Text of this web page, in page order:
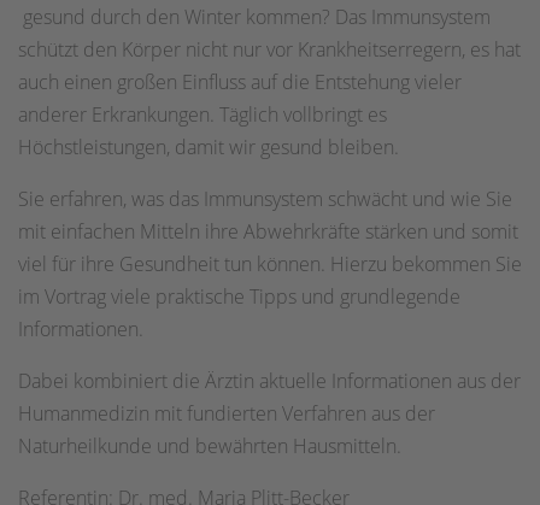
gesund durch den Winter kommen? Das Immunsystem
schützt den Körper nicht nur vor Krankheitserregern, es hat
auch einen großen Einfluss auf die Entstehung vieler
anderer Erkrankungen. Täglich vollbringt es
Höchstleistungen, damit wir gesund bleiben.
Sie erfahren, was das Immunsystem schwächt und wie Sie
mit einfachen Mitteln ihre Abwehrkräfte stärken und somit
viel für ihre Gesundheit tun können. Hierzu bekommen Sie
im Vortrag viele praktische Tipps und grundlegende
Informationen.
Dabei kombiniert die Ärztin aktuelle Informationen aus der
Humanmedizin mit fundierten Verfahren aus der
Naturheilkunde und bewährten Hausmitteln.
Referentin: Dr. med. Maria Plitt-Becker